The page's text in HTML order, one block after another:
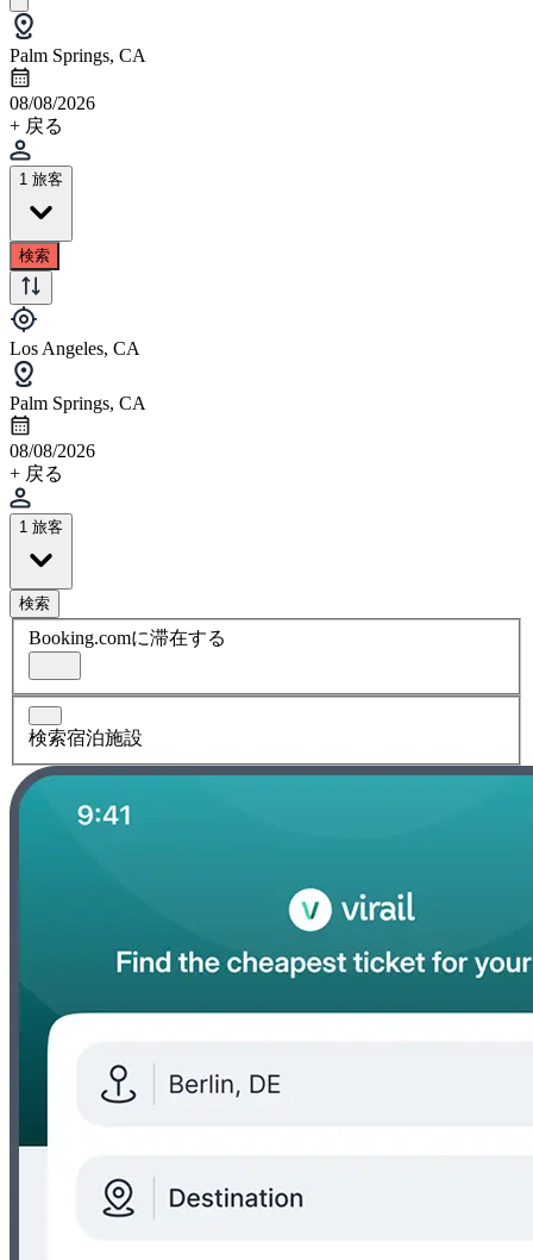
Palm Springs, CA
08/08/2026
+ 戻る
1 旅客
検索
Los Angeles, CA
Palm Springs, CA
08/08/2026
+ 戻る
1 旅客
検索
Booking.comに滞在する
検索宿泊施設